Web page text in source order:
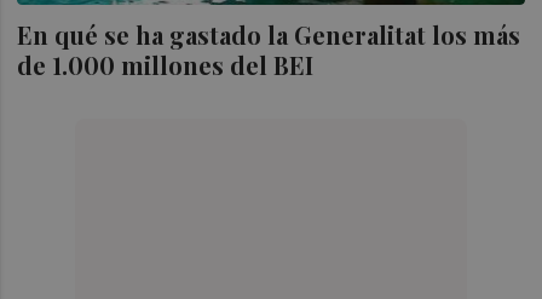
En qué se ha gastado la Generalitat los más
de 1.000 millones del BEI